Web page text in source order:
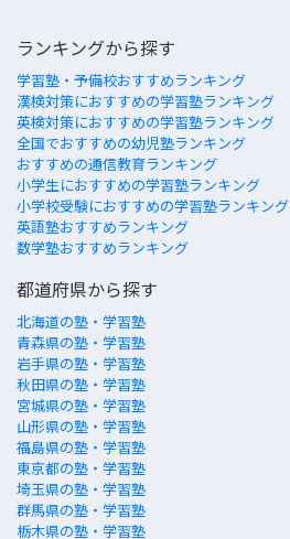
ランキングから探す
学習塾・予備校おすすめランキング
漢検対策におすすめの学習塾ランキング
英検対策におすすめの学習塾ランキング
全国でおすすめの幼児塾ランキング
おすすめの通信教育ランキング
小学生におすすめの学習塾ランキング
小学校受験におすすめの学習塾ランキング
英語塾おすすめランキング
数学塾おすすめランキング
都道府県から探す
北海道の塾・学習塾
青森県の塾・学習塾
岩手県の塾・学習塾
秋田県の塾・学習塾
宮城県の塾・学習塾
山形県の塾・学習塾
福島県の塾・学習塾
東京都の塾・学習塾
埼玉県の塾・学習塾
群馬県の塾・学習塾
栃木県の塾・学習塾